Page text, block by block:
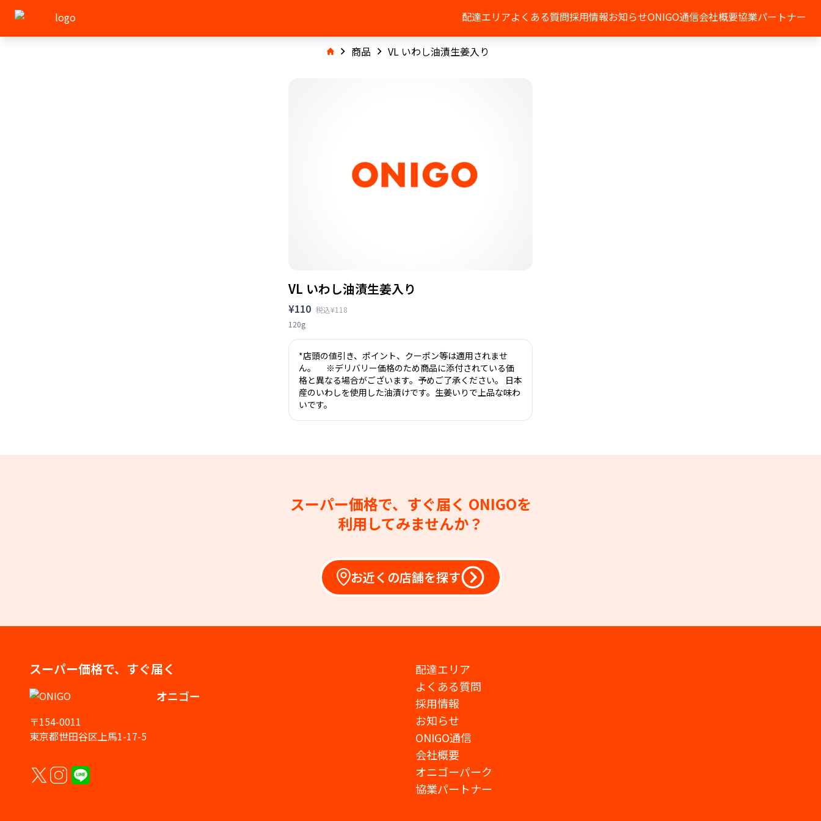
配達エリアよくある質問採用情報お知らせONIGO通信会社概要協業パートナー
商品 VL いわし油漬生姜入り
VL いわし油漬生姜入り
¥110 税込¥118
120g
*店頭の値引き、ポイント、クーポン等は適用されませ
ん。 ※デリバリー価格のため商品に添付されている価
格と異なる場合がございます。予めご了承ください。 日本
産のいわしを使用した油漬けです。生姜いりで上品な味わ
いです。
スーパー価格で、すぐ届く ONIGOを
利用してみませんか？
お近くの店舗を探す
スーパー価格で、すぐ届く
オニゴー
〒154-0011
東京都世田谷区上馬1-17-5
配達エリア
よくある質問
採用情報
お知らせ
ONIGO通信
会社概要
オニゴーパーク
協業パートナー